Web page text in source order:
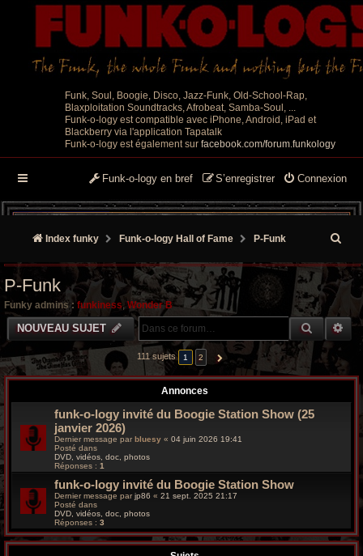
Funk, Soul, Boogie, Disco, Jazz-Funk, Old-School-Rap,
Blaxploitation Soundtracks, Afrobeat, Samba-Soul, ...
Funk-o-logy est compatible avec iPhone, Android, iPad et
Blackberry via l'application Tapatalk
Funk-o-logy est également sur facebook.com/forum.funkology
Connexion
S’enregistrer
Funk-o-logy en bref
Index funky Funk-o-logy Hall of Fame P-Funk
e
h
r
g
o
P-Funk
Funky admins : funkiness, Wonder B
NOUVEAU SUJET
111 sujets 1 2 SUIVANTE
Annonces
funk-o-logy invité du Boogie Station Show (25
janvier 2026)
Dernier message par bluesy « 04 juin 2026 19:41
Posté dans
DVD, vidéos, doc, photos
Réponses : 1
funk-o-logy invité du Boogie Station Show
Dernier message parjp86 « 21 sept. 2025 21:17
Posté dans
DVD, vidéos, doc, photos
Réponses : 3